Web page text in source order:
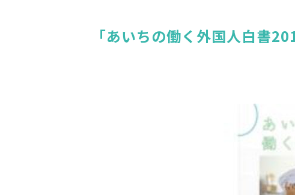
「あいちの働く外国人白書